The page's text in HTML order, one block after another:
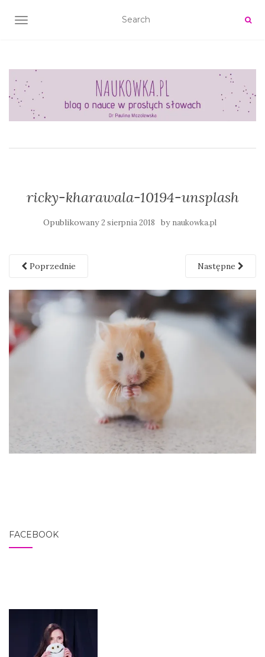
TOGGLE NAVIGATION
ricky-kharawala-10194-unsplash
Opublikowany2 sierpnia 2018 by naukowka.pl
Poprzednie Następne
FACEBOOK